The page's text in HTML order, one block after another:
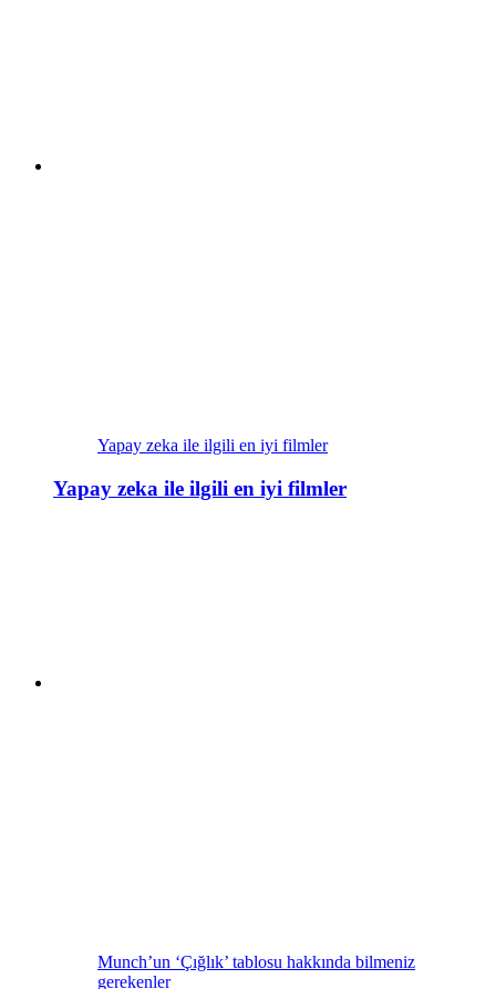
Yapay zeka ile ilgili en iyi filmler
Yapay zeka ile ilgili en iyi filmler
Munch’un ‘Çığlık’ tablosu hakkında bilmeniz
gerekenler